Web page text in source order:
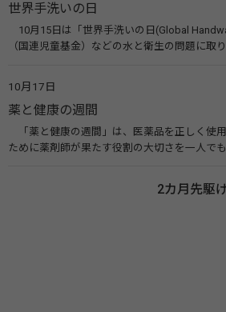
ルヘルス・ポータルサイト「こころの耳」（厚
世界手洗いの日
10月15日は「世界手洗いの日(Global
（国連児童基金）などの水と衛生の問題に取
10月17日
薬と健康の週間
「薬と健康の週間」は、医薬品を正しく使
ために薬剤師が果たす役割の大切さを一人で
伝えたい！薬との付き合い方」（保健指導リ
2カ月先駆